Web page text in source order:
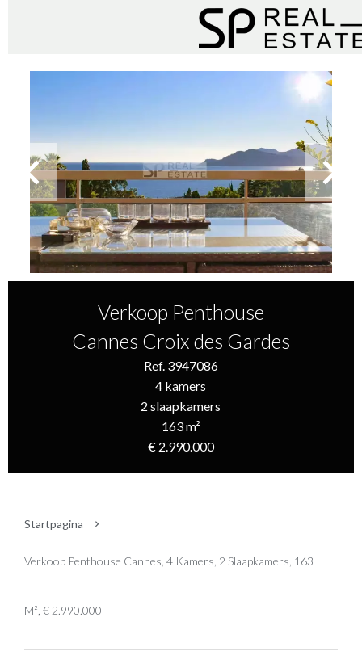
Verkoop Penthouse
Cannes Croix des Gardes
Ref. 3947086
4 kamers
2 slaapkamers
163 m²
€ 2.990.000
Startpagina
Verkoop Penthouse Cannes, 4 Kamers, 2 Slaapkamers, 163
M², € 2.990.000